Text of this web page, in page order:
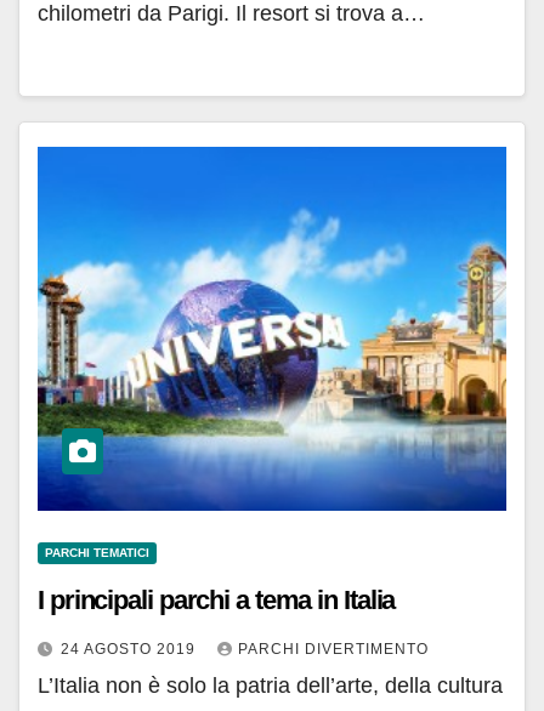
chilometri da Parigi. Il resort si trova a…
PARCHI TEMATICI
I principali parchi a tema in Italia
24 AGOSTO 2019 PARCHI DIVERTIMENTO
L’Italia non è solo la patria dell’arte, della cultura